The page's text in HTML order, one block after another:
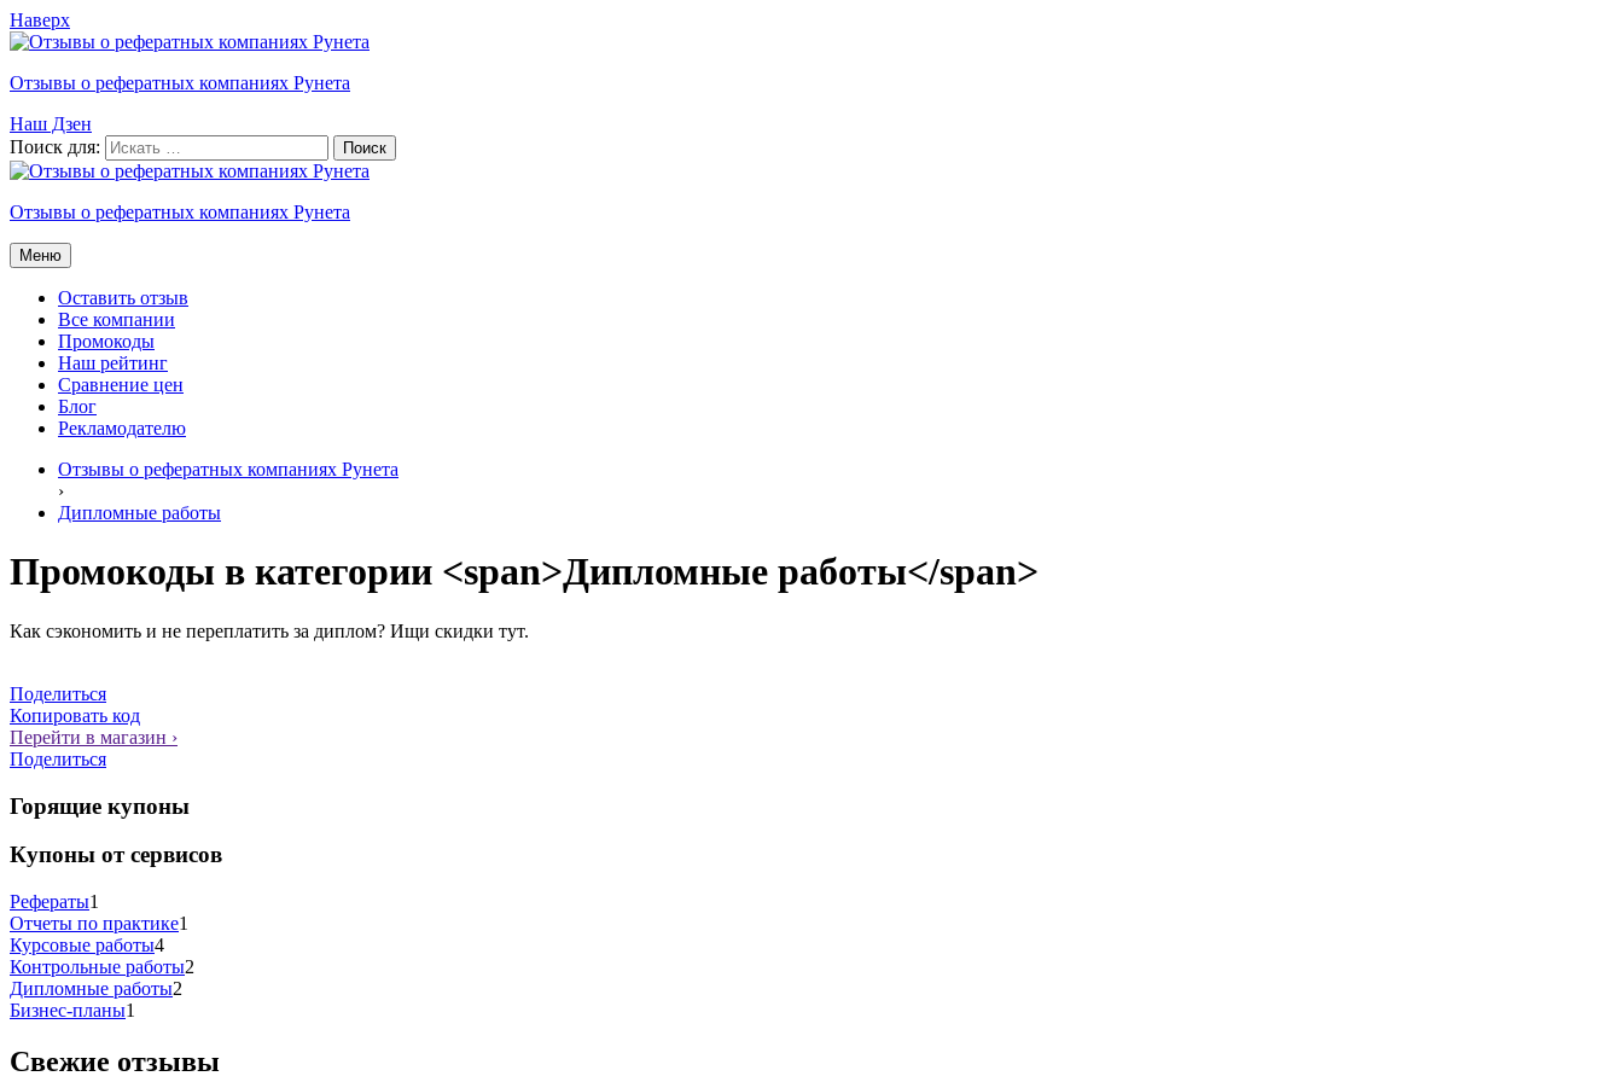
Наверх
Отзывы о рефератных компаниях Рунета
Наш Дзен
Поиск для:
Отзывы о рефератных компаниях Рунета
Меню
Оставить отзыв
Все компании
Промокоды
Наш рейтинг
Сравнение цен
Блог
Рекламодателю
Отзывы о рефератных компаниях Рунета
›
Дипломные работы
Промокоды в категории <span>Дипломные работы</span>
Как сэкономить и не переплатить за диплом? Ищи скидки тут.
Поделиться
Копировать код
Перейти в магазин ›
Поделиться
Горящие купоны
Купоны от сервисов
Рефераты1
Отчеты по практике1
Курсовые работы4
Контрольные работы2
Дипломные работы2
Бизнес-планы1
Свежие отзывы